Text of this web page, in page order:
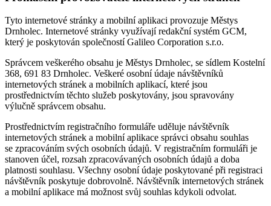
Tyto internetové stránky a mobilní aplikaci provozuje Městys
Drnholec. Internetové stránky využívají redakční systém GCM,
který je poskytován společností Galileo Corporation s.r.o.
Správcem veškerého obsahu je Městys Drnholec, se sídlem Kostelní
368, 691 83 Drnholec. Veškeré osobní údaje návštěvníků
internetových stránek a mobilních aplikací, které jsou
prostřednictvím těchto služeb poskytovány, jsou spravovány
výlučně správcem obsahu.
Prostřednictvím registračního formuláře uděluje návštěvník
internetových stránek a mobilní aplikace správci obsahu souhlas
se zpracováním svých osobních údajů. V registračním formuláři je
stanoven účel, rozsah zpracovávaných osobních údajů a doba
platnosti souhlasu. Všechny osobní údaje poskytované při registraci
návštěvník poskytuje dobrovolně. Návštěvník internetových stránek
a mobilní aplikace má možnost svůj souhlas kdykoli odvolat.